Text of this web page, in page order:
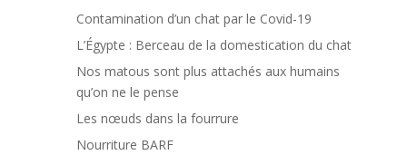
Contamination d’un chat par le Covid-19
L’Égypte : Berceau de la domestication du chat
Nos matous sont plus attachés aux humains
qu’on ne le pense
Les nœuds dans la fourrure
Nourriture BARF